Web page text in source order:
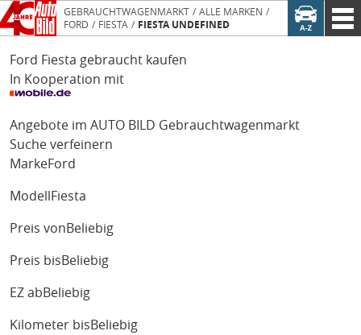
GEBRAUCHTWAGENMARKT
ALLE MARKEN
FORD
FIESTA FIESTA UNDEFINED
Ford Fiesta gebraucht kaufen
In Kooperation mit
Angebote im AUTO BILD Gebrauchtwagenmarkt
Suche verfeinern
MarkeFord
Modell Fiesta
Preis von Beliebig
Preis bis Beliebig
EZ ab Beliebig
Kilometer bis Beliebig